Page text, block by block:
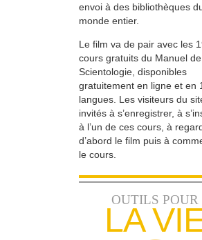
envoi à des bibliothèques
monde entier.
Le film va de pair avec les
cours gratuits du Manuel de
Scientologie, disponibles
gratuitement en ligne et en
langues. Les visiteurs du
invités à s’enregistrer, à
à l’un de ces cours, à
d’abord le film puis à
le cours.
OUTILS POUR
LA